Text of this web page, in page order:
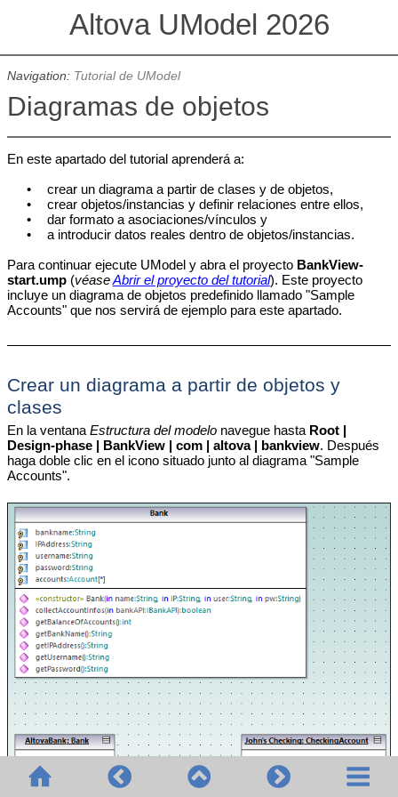
Altova UModel 2026
Navigation: Tutorial de UModel
Diagramas de objetos
En este apartado del tutorial aprenderá a:
•
crear un diagrama a partir de clases y de objetos,
•
crear objetos/instancias y definir relaciones entre ellos,
•
dar formato a asociaciones/vínculos y
•
a introducir datos reales dentro de objetos/instancias.
Para continuar ejecute UModel y abra el proyecto BankView-
start.ump(véaseAbrir el proyecto del tutorial). Este proyecto
incluye un diagrama de objetos predefinido llamado "Sample
Accounts" que nos servirá de ejemplo para este apartado.
Crear un diagrama a partir de objetos y
clases
En la ventana Estructura del modelo navegue hasta Root |
Design-phase | BankView | com | altova | bankview. Después
haga doble clic en el icono situado junto al diagrama "Sample
Accounts".